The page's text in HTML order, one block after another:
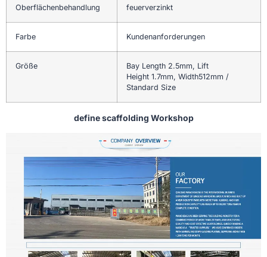
Oberflächenbehandlung feuerverzinkt
Farbe Kundenanforderungen
Größe
Bay Length 2.5mm, Lift
Height 1.7mm, Width512mm /
Standard Size
define scaffolding Workshop